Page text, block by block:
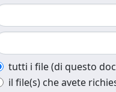
tutti i file (di questo
il file(s) che avete